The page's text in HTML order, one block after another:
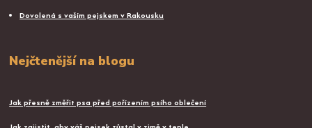
Dovolená s vaším pejskem v Rakousku
Nejčtenější na blogu
Jak přesně změřit psa před pořízením psího oblečení